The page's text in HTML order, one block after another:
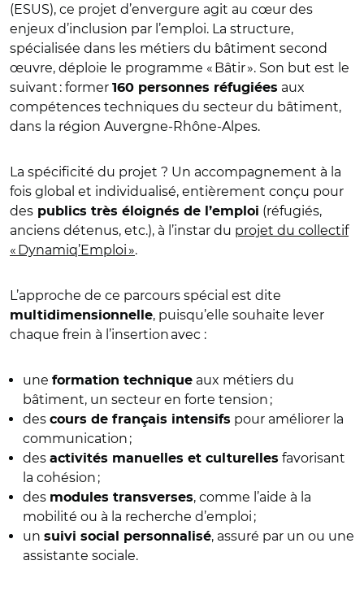
(ESUS), ce projet d’envergure agit au cœur des
enjeux d’inclusion par l’emploi. La structure,
spécialisée dans les métiers du bâtiment second
œuvre, déploie le programme « Bâtir ». Son but est le
suivant : former 160 personnes réfugiées aux
compétences techniques du secteur du bâtiment,
dans la région Auvergne-Rhône-Alpes.
La spécificité du projet ? Un accompagnement à la
fois global et individualisé, entièrement conçu pour
des publics très éloignés de l’emploi (réfugiés,
anciens détenus, etc.), à l’instar du projet du collectif
« Dynamiq’Emploi ».
L’approche de ce parcours spécial est dite
multidimensionnelle, puisqu’elle souhaite lever
chaque frein à l’insertion avec :
une formation technique aux métiers du
bâtiment, un secteur en forte tension ;
des cours de français intensifs pour améliorer la
communication ;
des activités manuelles et culturelles favorisant
la cohésion ;
des modules transverses, comme l’aide à la
mobilité ou à la recherche d’emploi ;
un suivi social personnalisé, assuré par un ou une
assistante sociale.